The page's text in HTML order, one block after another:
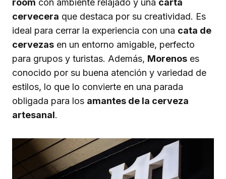
room con ambiente relajado y una carta
cervecera que destaca por su creatividad. Es
ideal para cerrar la experiencia con una cata de
cervezas en un entorno amigable, perfecto
para grupos y turistas. Además, Morenos es
conocido por su buena atención y variedad de
estilos, lo que lo convierte en una parada
obligada para los amantes de la cerveza
artesanal.